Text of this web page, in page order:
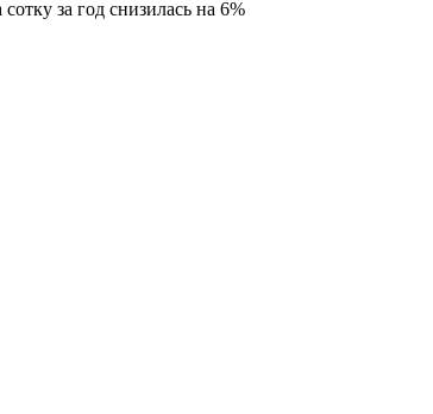
за год снизилась на 6%